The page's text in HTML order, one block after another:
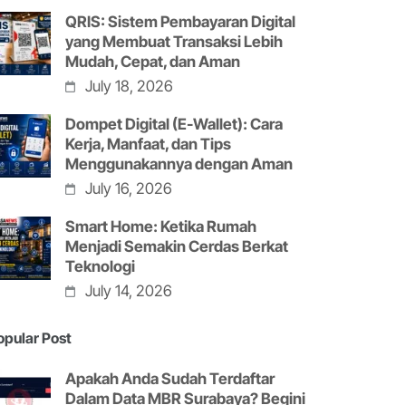
QRIS: Sistem Pembayaran Digital
yang Membuat Transaksi Lebih
Mudah, Cepat, dan Aman
July 18, 2026
Dompet Digital (E-Wallet): Cara
Kerja, Manfaat, dan Tips
Menggunakannya dengan Aman
July 16, 2026
Smart Home: Ketika Rumah
Menjadi Semakin Cerdas Berkat
Teknologi
July 14, 2026
Post
Apakah Anda Sudah Terdaftar
Dalam Data MBR Surabaya? Begini